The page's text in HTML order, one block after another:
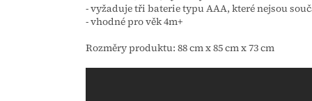
- vyžaduje tři baterie typu AAA, které nejsou
- vhodné pro věk 4m+
Rozměry produktu: 88 cm x 85 cm x 73 cm